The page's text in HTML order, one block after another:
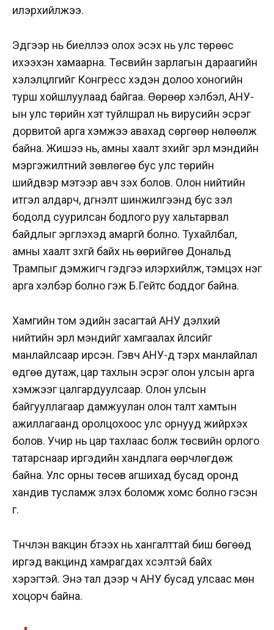
илэрхийлжээ.
Эдгээр нь биеллээ олох эсэх нь улс төрөөс
ихээхэн хамаарна. Төсвийн зарлагын дараагийн
хэлэлцүүлгийг Конгресс хэдэн долоо хоногийн
турш хойшлуулаад байгаа. Өөрөөр хэлбэл, АНУ-
ын улс төрийн хэт туйлшрал нь вирусийн эсрэг
дорвитой арга хэмжээ авахад сөргөөр нөлөөлж
байна. Жишээ нь, амны хаалт зүүхийг эрүүл мэндийн
мэргэжилтний зөвлөгөө бус улс төрийн
шийдвэр мэтээр авч үзэх болов. Олон нийтийн
итгэл алдарч, дүгнэлт шинжилгээнд бус үзэл
бодолд суурилсан бодлого руу хальтарвал
байдлыг эргүүлэхэд амаргүй болно. Тухайлбал,
амны хаалт зүүхгүй байх нь өөрийгөө Дональд
Трампыг дэмжигч гэдгээ илэрхийлж, тэмцэх нэг
арга хэлбэр болно гэж Б.Гейтс боддог байна.
Хамгийн том эдийн засагтай АНУ дэлхий
нийтийн эрүүл мэндийг хамгаалах үйлсийг
манлайлсаар ирсэн. Гэвч АНУ-д тэрхүү манлайлал
өдгөө дутаж, цар тахлын эсрэг олон улсын арга
хэмжээг цалгардуулсаар. Олон улсын
байгууллагаар дамжуулан олон талт хамтын
ажиллагаанд оролцохоос улс орнууд жийрхэх
болов. Учир нь цар тахлаас болж төсвийн орлого
татарснаар иргэдийн хандлага өөрчлөгдөж
байна. Улс орны төсөв агшихад бусад оронд
хандив тусламж үзүүлэх боломж хомс болно гэсэн
үг.
Түүнчлэн вакцин бүтээх нь хангалттай биш бөгөөд
иргэд вакцинд хамрагдах хүсэлтэй байх
хэрэгтэй. Энэ тал дээр ч АНУ бусад улсаас мөн
хоцорч байна.